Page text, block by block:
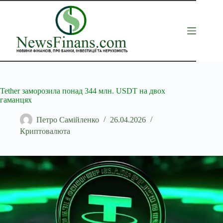
Перейти
Tether заморозила понад 344 млн. USDT на двох
гаманцях
Петро Самійленко
26.04.2026
Криптовалюта